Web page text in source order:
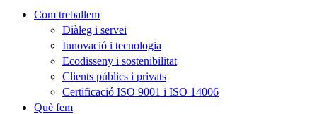
Com treballem
Diàleg i servei
Innovació i tecnologia
Ecodisseny i sostenibilitat
Clients públics i privats
Certificació ISO 9001 i ISO 14006
Què fem